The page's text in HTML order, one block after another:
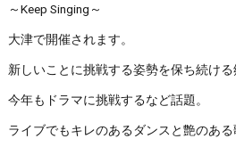
～Keep Singing～
大津で開催されます。
新しいことに挑戦する姿勢を保ち続ける
今年もドラマに挑戦するなど話題。
ライブでもキレのあるダンスと艶のある